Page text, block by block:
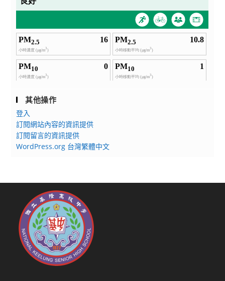
其他操作
登入
訂閱網站內容的資訊提供
訂閱留言的資訊提供
WordPress.org 台灣繁體中文